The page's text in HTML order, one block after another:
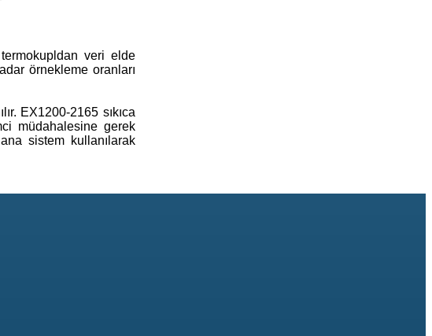
veri elde
örnekleme oranları
EX1200-2165 sıkıca
müdahalesine gerek
sistem kullanılarak